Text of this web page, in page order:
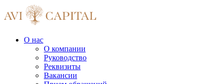
О нас
О компании
Руководство
Реквизиты
Вакансии